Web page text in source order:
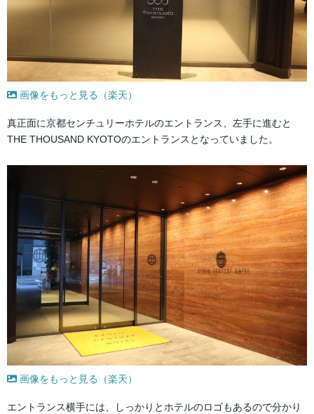
画像をもっと見る（楽天）
真正面に京都センチュリーホテルのエントランス、左手に進むと
THE THOUSAND KYOTOのエントランスとなっていました。
画像をもっと見る（楽天）
エントランス横手には、しっかりとホテルのロゴもあるので分かり